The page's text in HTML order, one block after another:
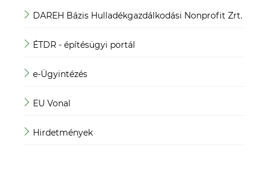
DAREH Bázis Hulladékgazdálkodási Nonprofit Zrt.
ÉTDR - építésügyi portál
e-Ügyintézés
EU Vonal
Hirdetmények